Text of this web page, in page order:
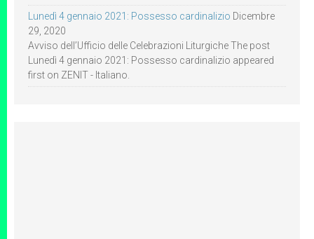
Lunedì 4 gennaio 2021: Possesso cardinalizio Dicembre
29, 2020
Avviso dell’Ufficio delle Celebrazioni Liturgiche The post
Lunedì 4 gennaio 2021: Possesso cardinalizio appeared
first on ZENIT - Italiano.